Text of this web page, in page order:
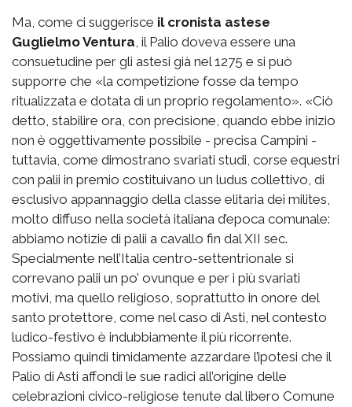
Ma, come ci suggerisce il cronista astese
Guglielmo Ventura, il Palio doveva essere una
consuetudine per gli astesi già nel 1275 e si può
supporre che «la competizione fosse da tempo
ritualizzata e dotata di un proprio regolamento». «Ciò
detto, stabilire ora, con precisione, quando ebbe inizio
non è oggettivamente possibile - precisa Campini -
tuttavia, come dimostrano svariati studi, corse equestri
con palii in premio costituivano un ludus collettivo, di
esclusivo appannaggio della classe elitaria dei milites,
molto diffuso nella società italiana d’epoca comunale:
abbiamo notizie di palii a cavallo fin dal XII sec.
Specialmente nell’Italia centro-settentrionale si
correvano palii un po’ ovunque e per i più svariati
motivi, ma quello religioso, soprattutto in onore del
santo protettore, come nel caso di Asti, nel contesto
ludico-festivo è indubbiamente il più ricorrente.
Possiamo quindi timidamente azzardare l’ipotesi che il
Palio di Asti affondi le sue radici all’origine delle
celebrazioni civico-religiose tenute dal libero Comune